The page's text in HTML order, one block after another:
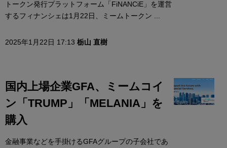
トークン発行プラットフォーム「FiNANCiE」を運営
するフィナンシェは1月22日、ミームトークン ...
2025年1月22日 17:13 栃山 直樹
国内上場企業GFA、ミームコイ
ン「TRUMP」「MELANIA」を
購入
金融事業などを手掛けるGFAグループの子会社であ